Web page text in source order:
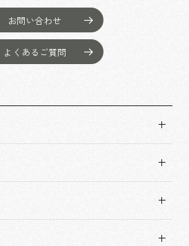
お問い合わせ
よくあるご質問